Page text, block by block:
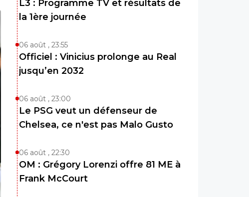
L3 : Programme TV et résultats de
la 1ère journée
06 août , 23:55
Officiel : Vinicius prolonge au Real
jusqu’en 2032
06 août , 23:00
Le PSG veut un défenseur de
Chelsea, ce n'est pas Malo Gusto
06 août , 22:30
OM : Grégory Lorenzi offre 81 ME à
Frank McCourt